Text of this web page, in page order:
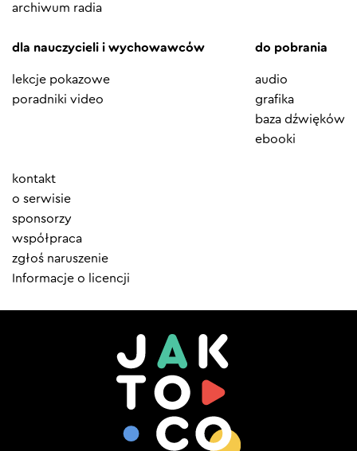
archiwum radia
dla nauczycieli i wychowawców
lekcje pokazowe
poradniki video
do pobrania
audio
grafika
baza dźwięków
ebooki
Element
menu
kontakt
o serwisie
sponsorzy
współpraca
zgłoś naruszenie
Informacje o licencji